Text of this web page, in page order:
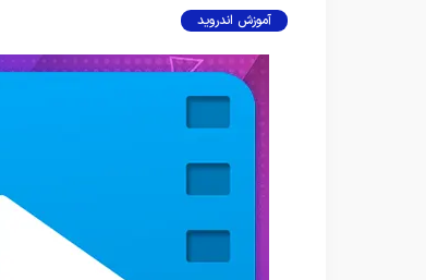
آموزش اندروید